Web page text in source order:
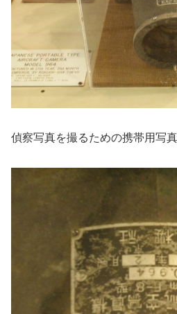
偵察写真を撮るための携帯用写真